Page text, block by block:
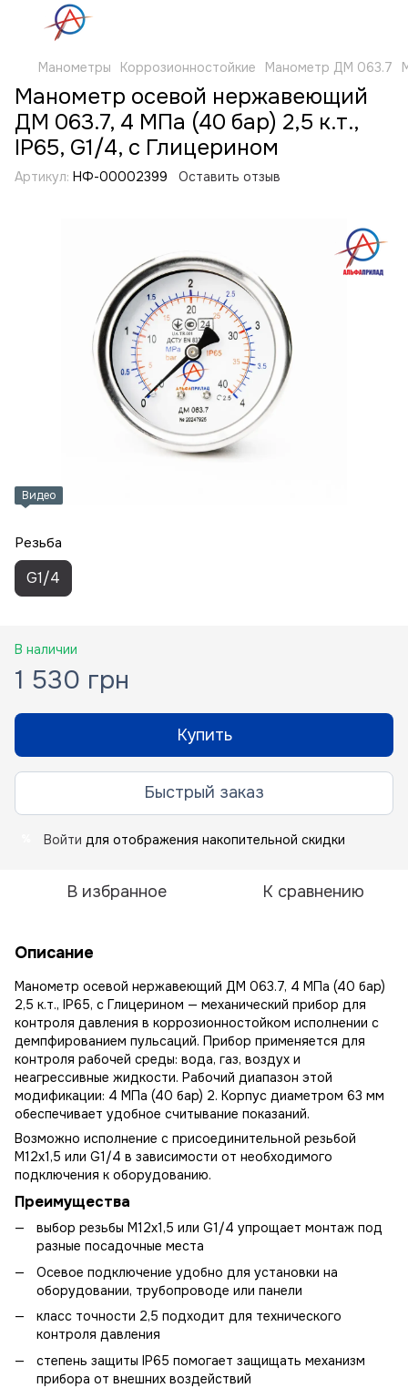
Манометры Коррозионностойкие Манометр ДМ 063.7
Манометр осевой нержавеющий
ДМ 063.7, 4 МПа (40 бар) 2,5 к.т.,
IP65, G1/4, с Глицерином
Артикул: НФ-00002399 Оставить отзыв
Видео
Резьба
G1/4
В наличии
1 530 грн
Купить
Быстрый заказ
Войти для отображения накопительной скидки
В избранное К сравнению
Описание
Манометр осевой нержавеющий ДМ 063.7, 4 МПа (40 бар)
2,5 к.т., IP65, с Глицерином — механический прибор для
контроля давления в коррозионностойком исполнении с
демпфированием пульсаций. Прибор применяется для
контроля рабочей среды: вода, газ, воздух и
неагрессивные жидкости. Рабочий диапазон этой
модификации: 4 МПа (40 бар) 2. Корпус диаметром 63 мм
обеспечивает удобное считывание показаний.
Возможно исполнение с присоединительной резьбой
М12х1,5 или G1/4 в зависимости от необходимого
подключения к оборудованию.
Преимущества
выбор резьбы М12х1,5 или G1/4 упрощает монтаж под
разные посадочные места
Осевое подключение удобно для установки на
оборудовании, трубопроводе или панели
класс точности 2,5 подходит для технического
контроля давления
степень защиты IP65 помогает защищать механизм
прибора от внешних воздействий